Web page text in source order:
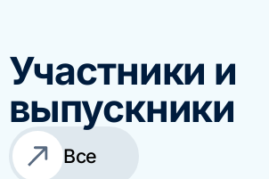
Участники и
выпускники
Все